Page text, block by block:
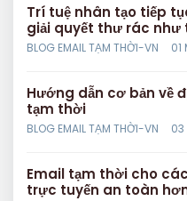
Trí tuệ nhân tạo tiếp
giải quyết thư rác như
BLOG EMAIL TẠM THỜI-VN 01
Hướng dẫn cơ bản về
tạm thời
BLOG EMAIL TẠM THỜI-VN 03
Email tạm thời cho
trực tuyến an toàn